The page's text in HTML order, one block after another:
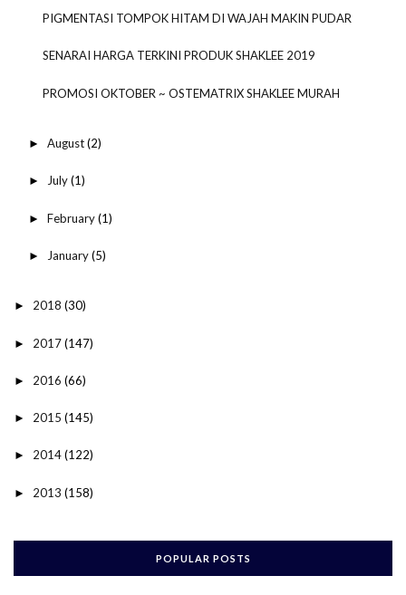
PIGMENTASI TOMPOK HITAM DI WAJAH MAKIN PUDAR
SENARAI HARGA TERKINI PRODUK SHAKLEE 2019
PROMOSI OKTOBER ~ OSTEMATRIX SHAKLEE MURAH
► August(2)
► July(1)
► February(1)
► January(5)
► 2018 (30)
► 2017(147)
► 2016 (66)
► 2015 (145)
► 2014(122)
► 2013 (158)
POPULAR POSTS